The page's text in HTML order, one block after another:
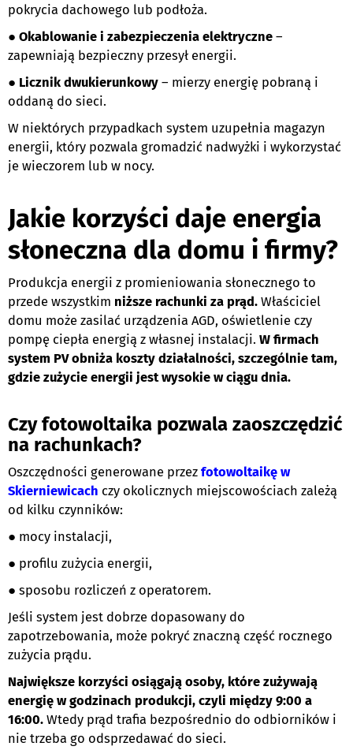
pokrycia dachowego lub podłoża.
● Okablowanie i zabezpieczenia elektryczne –
zapewniają bezpieczny przesył energii.
● Licznik dwukierunkowy – mierzy energię pobraną i
oddaną do sieci.
W niektórych przypadkach system uzupełnia magazyn
energii, który pozwala gromadzić nadwyżki i wykorzystać
je wieczorem lub w nocy.
Jakie korzyści daje energia
słoneczna dla domu i firmy?
Produkcja energii z promieniowania słonecznego to
przede wszystkim niższe rachunki za prąd. Właściciel
domu może zasilać urządzenia AGD, oświetlenie czy
pompę ciepła energią z własnej instalacji. W firmach
system PV obniża koszty działalności, szczególnie tam,
gdzie zużycie energii jest wysokie w ciągu dnia.
Czy fotowoltaika pozwala zaoszczędzić
na rachunkach?
Oszczędności generowane przez fotowoltaikę w
Skierniewicach czy okolicznych miejscowościach zależą
od kilku czynników:
● mocy instalacji,
● profilu zużycia energii,
● sposobu rozliczeń z operatorem.
Jeśli system jest dobrze dopasowany do
zapotrzebowania, może pokryć znaczną część rocznego
zużycia prądu.
Największe korzyści osiągają osoby, które zużywają
energię w godzinach produkcji, czyli między 9:00 a
16:00. Wtedy prąd trafia bezpośrednio do odbiorników i
nie trzeba go odsprzedawać do sieci.